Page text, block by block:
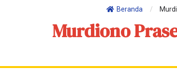
Beranda /
Murdiono